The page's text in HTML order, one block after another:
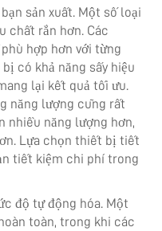
sản xuất. Một số loại
chất rắn hơn. Các
hợp hơn với từng
có khả năng sấy hiệu
lại kết quả tối ưu.
năng lượng cũng rất
nhiều năng lượng hơn,
Lựa chọn thiết bị tiết
tiết kiệm chi phí trong
độ tự động hóa. Một
toàn, trong khi các